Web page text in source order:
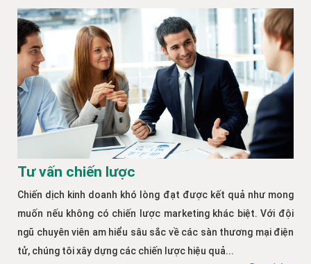
Tư vấn chiến lược
Chiến dịch kinh doanh khó lòng đạt được kết quả như mong
muốn nếu không có chiến lược marketing khác biệt. Với đội
ngũ chuyên viên am hiểu sâu sắc về các sàn thương mại điện
tử, chúng tôi xây dựng các chiến lược hiệu quả...